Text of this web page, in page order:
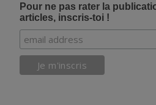
Pour ne pas rater la
articles, inscris-toi !